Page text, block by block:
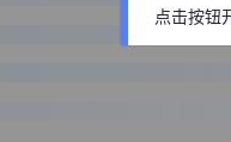
点击按钮